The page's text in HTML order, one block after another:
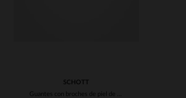
SCHOTT
Guantes con broches de piel de búfalo marrón